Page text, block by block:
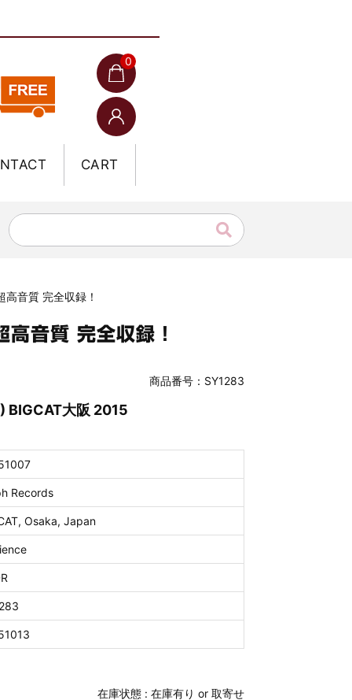
0
CART
音質 完全収録！
音質 完全収録！
商品番号：SY1283
BIGCAT大阪 2015
Records
Osaka, Japan
在庫状態 : 在庫有り or 取寄せ